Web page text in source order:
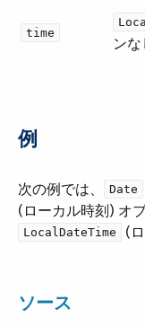
time
ンな
例
次の例では、​ Date
(ローカル時刻) オ
LocalDateTime (
ソース